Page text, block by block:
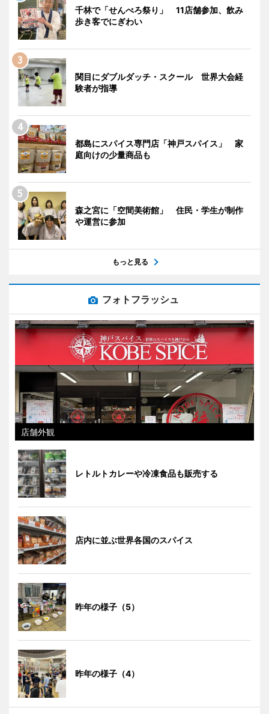
千林で「せんべろ祭り」 11店舗参加、飲み
歩き客でにぎわい
関目にダブルダッチ・スクール 世界大会経
験者が指導
都島にスパイス専門店「神戸スパイス」 家
庭向けの少量商品も
森之宮に「空間美術館」 住民・学生が制作
や運営に参加
もっと見る
フォトフラッシュ
店舗外観
レトルトカレーや冷凍食品も販売する
店内に並ぶ世界各国のスパイス
昨年の様子（5）
昨年の様子（4）